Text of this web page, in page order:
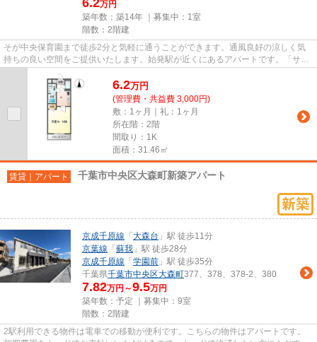
万円
築年数：築14年 ｜募集中： 1室
階数：2階建
そが中央保育園まで徒歩2分と気軽に通うことができます。通風良好の涼しく気
持ちの良い空間をご提供いたします。始発駅が近くにあるアパートです。「サン
クレスト」の物件情報をお探し...
6.2万円
(管理費・共益費 3,000円)
敷：1ヶ月｜礼：1ヶ月
所在階：2階
間取り：1K
面積：31.46㎡
賃貸｜アパート 千葉市中央区大森町新築アパート
京成千原線 「 大森台 」駅 徒歩11分
京葉線 「 蘇我 」駅 徒歩28分
京成千原線 「 学園前 」駅 徒歩35分
千葉県千葉市中央区大森町377、378、378-2、380
7.82万円～9.5万円
築年数：予定 ｜募集中： 9室
階数：2階建
2駅利用できる物件は電車での移動が便利です。こちらの物件はアパートです。